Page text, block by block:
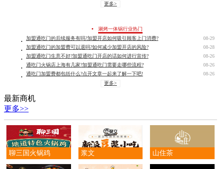
更多>
涮烤一体锅行业热门
加盟通吃门的后续服务有吗?加盟开店如何吸引顾客上门消费?
08-29
加盟通吃门的加盟费可以退吗?如何减少加盟开店的风险?
08-28
加盟通吃门生意不好?加盟通吃门开店的话如何进行宣传?
08-26
通吃门火锅店上海有几家?加盟通吃门需要走哪些流程?
08-26
通吃门加盟费都包括什么?点开文章一起来了解一下吧!
08-26
更多>
最新商机
更多>>
聊三国火锅鸡 浆文 山住茶